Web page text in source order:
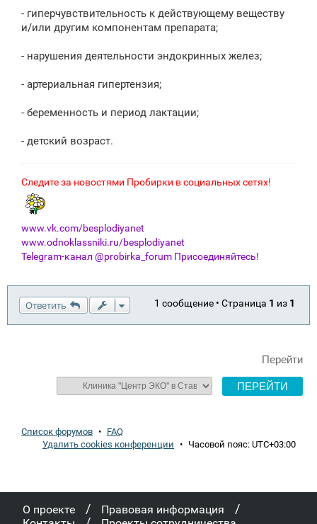
- гиперчувствительность к действующему веществу
и/или другим компонентам препарата;
- нарушения деятельности эндокринных желез;
- артериальная гипертензия;
- беременность и период лактации;
- детский возраст.
Следите за новостями Пробирки в социальных сетях!
www.vk.com/besplodiyanet
www.odnoklassniki.ru/besplodiyanet
Telegram-канал @probirka_forum Присоединяйтесь!
Ответить 1 сообщение • Страница 1 из 1
Перейти
Список форумов • FAQ
Удалить cookies конференции • Часовой пояс: UTC+03:00
О проекте / Правовая информация /